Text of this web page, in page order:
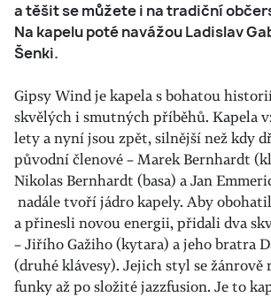
a těšit se můžete i na tradiční
Na kapelu poté navážou Ladislav
Šenki.
Gipsy Wind je kapela s bohatou
skvělých i smutných příběhů. Kapela
lety a nyní jsou zpět, silnější než kdy
původní členové – Marek Bernhardt
Nikolas Bernhardt (basa) a Jan
nadále tvoří jádro kapely. Aby
a přinesli novou energii, přidali dva
– Jiřího Gažiho (kytara) a jeho bratra
(druhé klávesy). Jejich styl se žánrově
funky až po složité jazzfusion. Je to